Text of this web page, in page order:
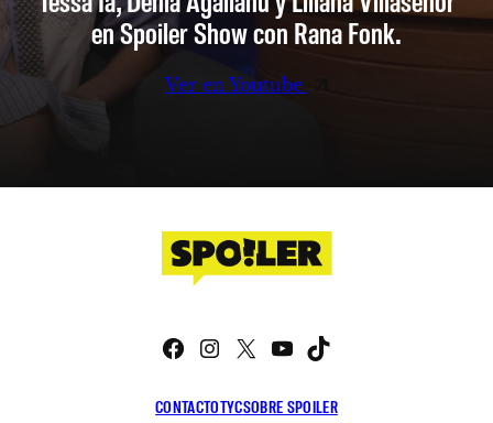
en Spoiler Show con Rana Fonk.
Ver en Youtube
CONTACTOTYCSOBRE SPOILER
Facebook
Instagram
X YouTube